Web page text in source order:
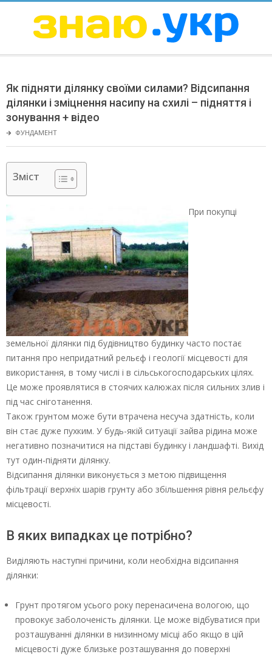
ЗНАЮ
Menu
Як підняти ділянку своїми силами? Відсипання
ділянки і зміцнення насипу на схилі – підняття і
зонування + відео
🡲 ФУНДАМЕНТ
Зміст
При покупці
земельної ділянки під будівництво будинку часто постає
питання про непридатний рельєф і геології місцевості для
використання, в тому числі і в сільськогосподарських цілях.
Це може проявлятися в стоячих калюжах після сильних злив і
під час сніготанення.
Також грунтом може бути втрачена несуча здатність, коли
він стає дуже пухким. У будь-якій ситуації зайва рідина може
негативно позначитися на підставі будинку і ландшафті. Вихід
тут один-підняти ділянку.
Відсипання ділянки виконується з метою підвищення
фільтрації верхніх шарів грунту або збільшення рівня рельєфу
місцевості.
В яких випадках це потрібно?
Виділяють наступні причини, коли необхідна відсипання
ділянки:
Грунт протягом усього року перенасичена вологою, що
провокує заболоченість ділянки. Це може відбуватися при
розташуванні ділянки в низинному місці або якщо в цій
місцевості дуже близьке розташування до поверхні